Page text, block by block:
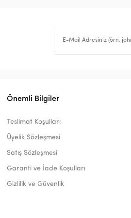
Önemli Bilgiler
Teslimat Koşulları
Üyelik Sözleşmesi
Satış Sözleşmesi
Garanti ve İade Koşulları
Gizlilik ve Güvenlik